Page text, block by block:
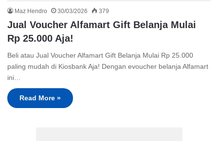
Maz Hendro 30/03/2026 379
Jual Voucher Alfamart Gift Belanja Mulai
Rp 25.000 Aja!
Beli atau Jual Voucher Alfamart Gift Belanja Mulai Rp 25.000
paling mudah di Kiosbank Aja! Dengan evoucher belanja Alfamart
ini…
Read More »